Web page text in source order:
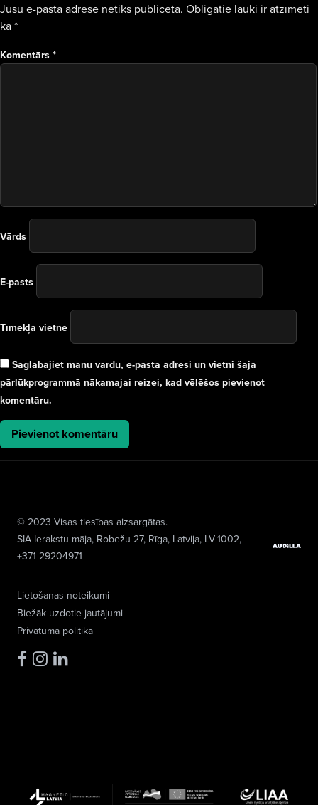
Jūsu e-pasta adrese netiks publicēta. Obligātie lauki ir atzīmēti
kā*
Komentārs *
Vārds
E-pasts
Tīmekļa vietne
Saglabājiet manu vārdu, e-pasta adresi un vietni šajā
pārlūkprogrammā nākamajai reizei, kad vēlēšos pievienot
komentāru.
Lietošanas noteikumi
Biežāk uzdotie jautājumi
Privātuma politika
© 2023 Visas tiesības aizsargātas.
SIA Ierakstu māja, Robežu 27, Rīga, Latvija, LV-1002,
+371 29204971